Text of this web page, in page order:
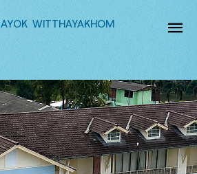
WITTHAYAKHOM